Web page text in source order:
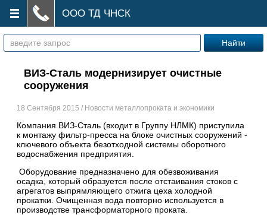
ООО ТД ЧНСК
ВИЗ-Сталь модернизирует очистные
сооружения
18 Сентября 2015 / Новости металлопроката и экономики
Компания ВИЗ-Сталь (входит в Группу НЛМК) приступила
к монтажу фильтр-пресса на блоке очистных сооружений -
ключевого объекта безотходной системы оборотного
водоснабжения предприятия.
Оборудование предназначено для обезвоживания
осадка, который образуется после отстаивания стоков с
агрегатов выпрямляющего отжига цеха холодной
прокатки. Очищенная вода повторно используется в
производстве трансформаторного проката.